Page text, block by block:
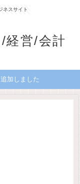
ネスサイト
経営/会計
加しました